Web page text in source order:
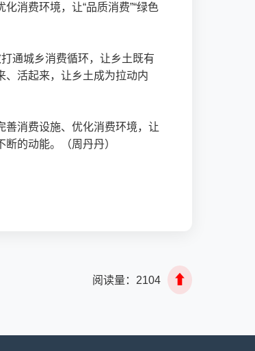
消费环境，让“品质消费”“绿色
通城乡消费循环，让乡土既有
、活起来，让乡土成为拉动内
善消费设施、优化消费环境，让
的动能。（周丹丹）
阅读量： 2104 ⬆